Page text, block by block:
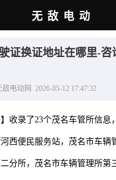
无敌电动
证换证地址在哪里-咨
电动网 2026-05-12 17:47:32
】收录了23个茂名车管所信息
西便民服务站，茂名市车辆
分所，茂名市车辆管理所第